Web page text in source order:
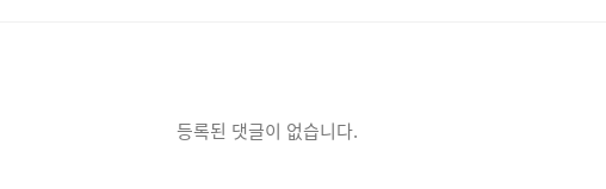
등록된 댓글이 없습니다.